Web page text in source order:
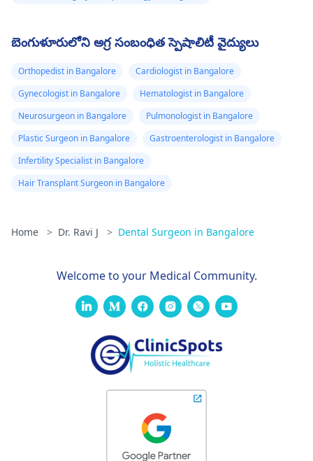
బెంగుళూరులోని అగ్ర సంబంధిత స్పెషాలిటీ వైద్యులు
Orthopedist in Bangalore
Cardiologist in Bangalore
Gynecologist in Bangalore
Hematologist in Bangalore
Neurosurgeon in Bangalore
Pulmonologist in Bangalore
Plastic Surgeon in Bangalore
Gastroenterologist in Bangalore
Infertility Specialist in Bangalore
Hair Transplant Surgeon in Bangalore
Home > Dr. Ravi J > Dental Surgeon in Bangalore
Welcome to your Medical Community.